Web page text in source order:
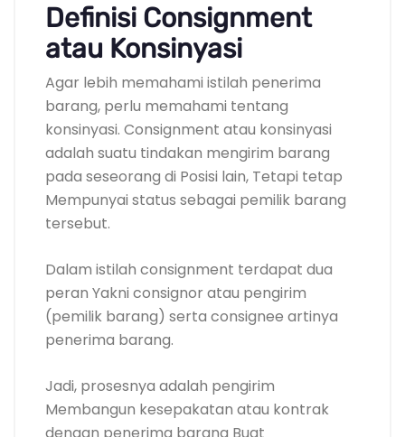
Definisi Consignment
atau Konsinyasi
Agar lebih memahami istilah penerima
barang, perlu memahami tentang
konsinyasi. Consignment atau konsinyasi
adalah suatu tindakan mengirim barang
pada seseorang di Posisi lain, Tetapi tetap
Mempunyai status sebagai pemilik barang
tersebut.
Dalam istilah consignment terdapat dua
peran Yakni consignor atau pengirim
(pemilik barang) serta consignee artinya
penerima barang.
Jadi, prosesnya adalah pengirim
Membangun kesepakatan atau kontrak
dengan penerima barang Buat